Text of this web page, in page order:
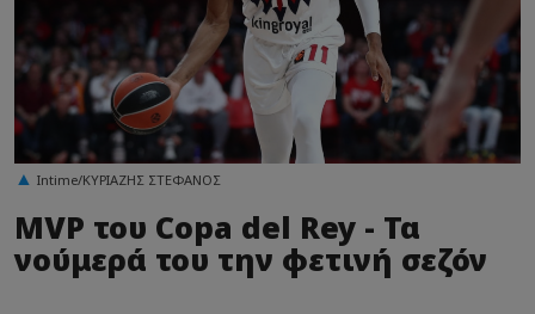
Intime/ΚΥΡΙΑΖΗΣ ΣΤΕΦΑΝΟΣ
MVP του Copa del Rey - Τα
νούμερά του την φετινή σεζόν